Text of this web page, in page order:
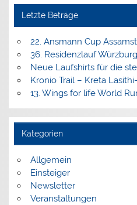
Letzte Beträge
22. Ansmann Cup
36. Residenzlauf Würzburg
Neue Laufshirts für die
Kronio Trail – Kreta
13. Wings for life World
Kategorien
Allgemein
Einsteiger
Newsletter
Veranstaltungen